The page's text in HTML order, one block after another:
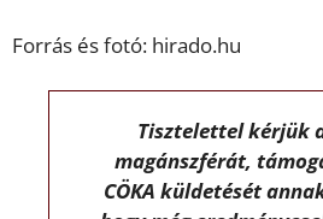
Forrás és fotó: hirado.hu
Tisztelettel kérjük
magánszférát,
CÖKA küldetését